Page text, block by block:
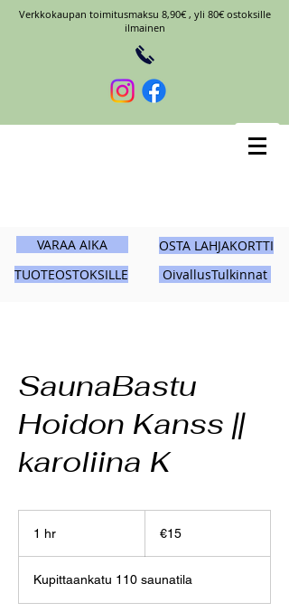
Verkkokaupan toimitusmaksu 8,90€ , yli 80€ ostoksille
ilmainen
VARAA AIKA
TUOTEOSTOKSILLE
OSTA LAHJAKORTTI
OivallusTulkinnat
SaunaBastu
Hoidon Kanss ||
karoliina K
1 hr €15
Kupittaankatu 110 saunatila